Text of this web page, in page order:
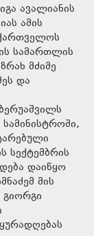
ავალიანის
ამის
სამართლის
მძიმე
და
სექტემბრის
დაიწყო
მის